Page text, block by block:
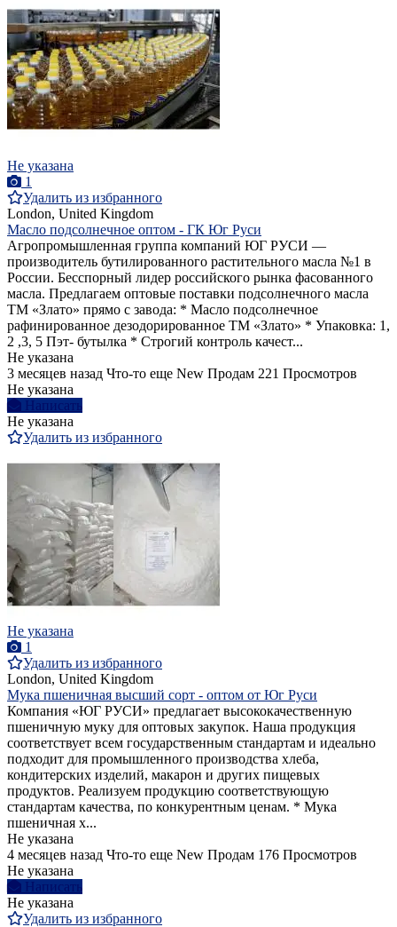
Не указана
1
Удалить из избранного
London, United Kingdom
Масло подсолнечное оптом - ГК Юг Руси
Агропромышленная группа компаний ЮГ РУСИ —
производитель бутилированного растительного масла №1 в
России. Бесспорный лидер российского рынка фасованного
масла. Предлагаем оптовые поставки подсолнечного масла
ТМ «Злато» прямо с завода: * Масло подсолнечное
рафинированное дезодорированное ТМ «Злато» * Упаковка: 1,
2 ,3, 5 Пэт- бутылка * Строгий контроль качест...
Не указана
3 месяцев назад Что-то еще New Продам 221 Просмотров
Не указана
Написать
Не указана
Удалить из избранного
Не указана
1
Удалить из избранного
London, United Kingdom
Мука пшеничная высший сорт - оптом от Юг Руси
Компания «ЮГ РУСИ» предлагает высококачественную
пшеничную муку для оптовых закупок. Наша продукция
соответствует всем государственным стандартам и идеально
подходит для промышленного производства хлеба,
кондитерских изделий, макарон и других пищевых
продуктов. Реализуем продукцию соответствующую
стандартам качества, по конкурентным ценам. * Мука
пшеничная х...
Не указана
4 месяцев назад Что-то еще New Продам 176 Просмотров
Не указана
Написать
Не указана
Удалить из избранного